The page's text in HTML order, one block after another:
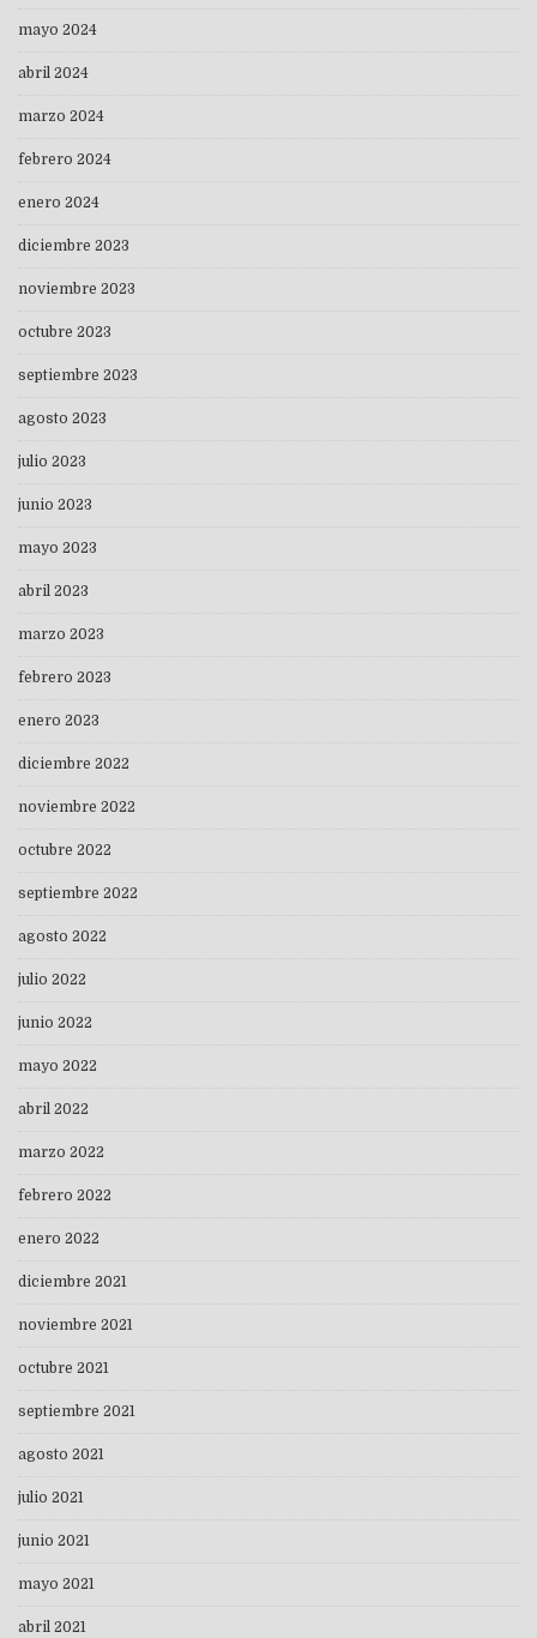
mayo 2024
abril 2024
marzo 2024
febrero 2024
enero 2024
diciembre 2023
noviembre 2023
octubre 2023
septiembre 2023
agosto 2023
julio 2023
junio 2023
mayo 2023
abril 2023
marzo 2023
febrero 2023
enero 2023
diciembre 2022
noviembre 2022
octubre 2022
septiembre 2022
agosto 2022
julio 2022
junio 2022
mayo 2022
abril 2022
marzo 2022
febrero 2022
enero 2022
diciembre 2021
noviembre 2021
octubre 2021
septiembre 2021
agosto 2021
julio 2021
junio 2021
mayo 2021
abril 2021